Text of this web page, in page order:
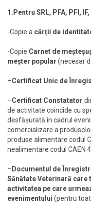
1.Pentru SRL, PFA, PFI, IF,
-Copie a cărții de
-Copie Carnet de
meșter popular (necesar
–Certificat Unic de
–Certificat Constatator
de activitate coincide cu
desfășurată în cadrul
comercializare a
produse alimentare codul
nealimentare codul CAEN
–Documentul de
Sănătate Veterinară care
activitatea pe care
evenimentului (pentru